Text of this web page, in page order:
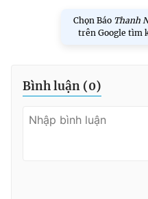
Chọn Báo Thanh
trên Google tìm
Bình luận (0)